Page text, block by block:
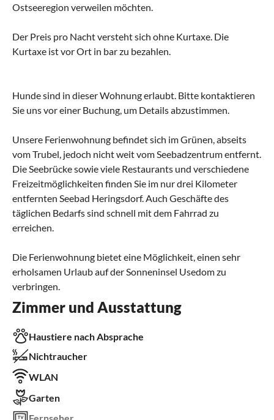
Ostseeregion verweilen möchten.
Der Preis pro Nacht versteht sich ohne Kurtaxe. Die
Kurtaxe ist vor Ort in bar zu bezahlen.
Hunde sind in dieser Wohnung erlaubt. Bitte kontaktieren
Sie uns vor einer Buchung, um Details abzustimmen.
Unsere Ferienwohnung befindet sich im Grünen, abseits
vom Trubel, jedoch nicht weit vom Seebadzentrum entfernt.
Die Seebrücke sowie viele Restaurants und verschiedene
Freizeitmöglichkeiten finden Sie im nur drei Kilometer
entfernten Seebad Heringsdorf. Auch Geschäfte des
täglichen Bedarfs sind schnell mit dem Fahrrad zu
erreichen.
Die Ferienwohnung bietet eine Möglichkeit, einen sehr
erholsamen Urlaub auf der Sonneninsel Usedom zu
verbringen.
Zimmer und Ausstattung
Haustiere nach Absprache
Nichtraucher
WLAN
Garten